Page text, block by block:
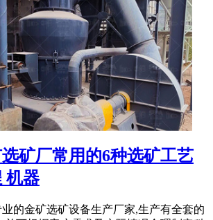
矿厂常用的6种选矿工艺
机器
的金矿选矿设备生产厂家,生产有全套的